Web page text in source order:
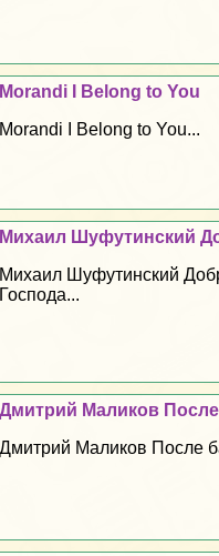
Morandi I Belong to You
Morandi I Belong to You...
Михаил Шуфутинский
Михаил Шуфутинский
Господа...
Дмитрий Маликов
Дмитрий Маликов После